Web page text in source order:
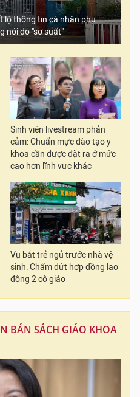
lộ thông tin cá nhân phụ
nói do "sơ suất"
Sinh viên livestream phản
cảm: Chuẩn mực đào tạo y
khoa cần được đặt ra ở mức
cao hơn lĩnh vực khác
Vụ bắt trẻ ngủ trước nhà vệ
sinh: Chấm dứt hợp đồng lao
động 2 cô giáo
BÁN SÁCH GIÁO KHOA